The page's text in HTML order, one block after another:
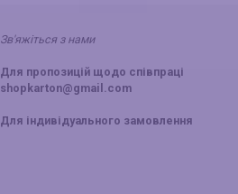
Зв'яжіться з нами
Для пропозицій щодо співпраці
shopkarton@gmail.com
Для індивідуального замовлення